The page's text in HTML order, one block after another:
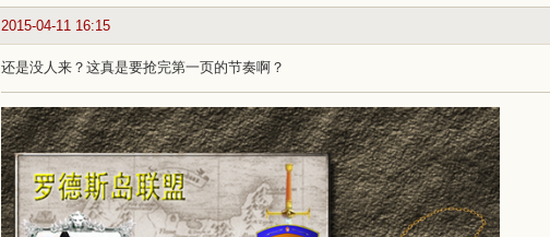
2015-04-11 16:15
还是没人来？这真是要抢完第一页的节奏啊？